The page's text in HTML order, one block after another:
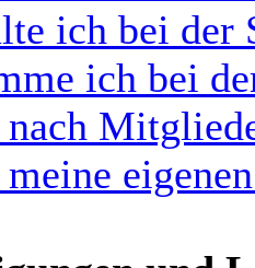
ich bei der
ich bei